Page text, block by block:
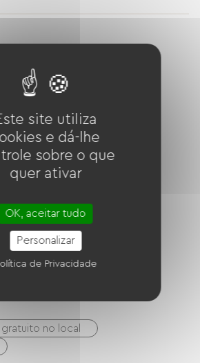
de trabalho remoto
no local
site utiliza
e dá-lhe
sobre o que
quer ativar
OK, aceitar tudo
Personalizar
de Privacidade